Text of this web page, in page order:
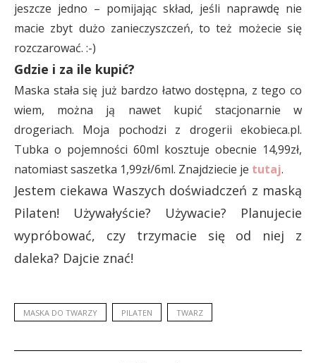
jeszcze jedno – pomijając skład, jeśli naprawdę nie
macie zbyt dużo zanieczyszczeń, to też możecie się
rozczarować. :-)
Gdzie i za ile kupić?
Maska stała się już bardzo łatwo dostępna, z tego co
wiem, można ją nawet kupić stacjonarnie w
drogeriach. Moja pochodzi z drogerii ekobieca.pl.
Tubka o pojemności 60ml kosztuje obecnie 14,99zł,
natomiast saszetka 1,99zł/6ml. Znajdziecie je tutaj.
Jestem ciekawa Waszych doświadczeń z maską
Pilaten! Używałyście? Używacie? Planujecie
wypróbować, czy trzymacie się od niej z
daleka? Dajcie znać!
MASKA DO TWARZY PILATEN TWARZ